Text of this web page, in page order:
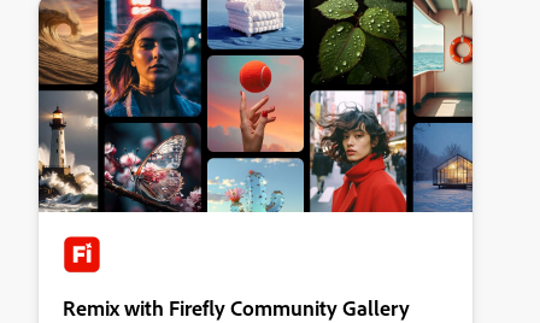
Remix with Firefly Community Gallery